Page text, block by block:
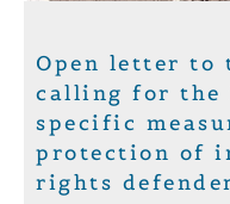
Open letter to
calling for the
specific
protection of
rights